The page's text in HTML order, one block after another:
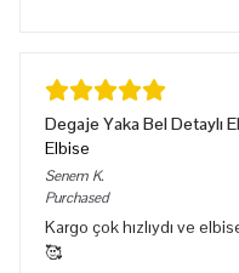
Degaje Yaka Bel Detaylı
Elbise
Senem K.
Purchased
Kargo çok hızlıydı ve
🥰